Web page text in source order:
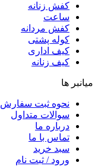
کفش زنانه
ساعت
کفش مردانه
کوله پشتی
کیف اداری
کیف زنانه
میانبر ها
نحوه ثبت سفارش
سوالات متداول
درباره ما
تماس با ما
سبد خرید
ورود / ثبت نام